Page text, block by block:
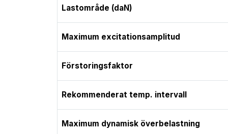
Lastområde (daN)
Maximum excitationsamplitud
Förstoringsfaktor
Rekommenderat temp. intervall
Maximum dynamisk överbelastning